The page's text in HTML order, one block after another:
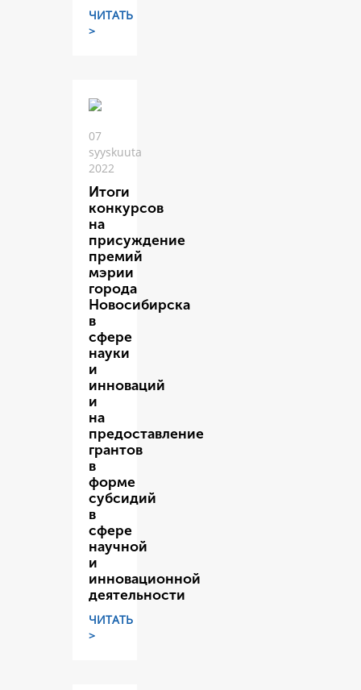
ЧИТАТЬ
>
07
syyskuuta
2022
Итоги
конкурсов
на
присуждение
премий
мэрии
города
Новосибирска
в
сфере
науки
и
инноваций
и
на
предоставление
грантов
в
форме
субсидий
в
сфере
научной
и
инновационной
деятельности
ЧИТАТЬ
>